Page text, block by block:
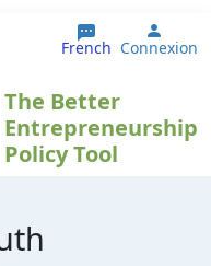
French User
Connexion
The Better
Entrepreneurship
Policy Tool